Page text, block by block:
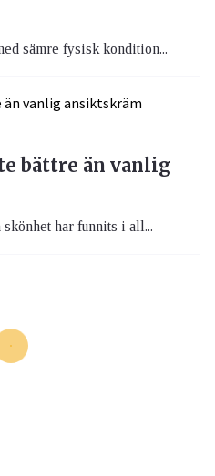
sämre fysisk kondition...
bättre än vanlig
har funnits i all...